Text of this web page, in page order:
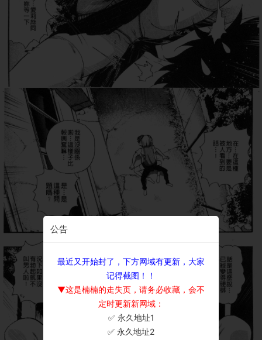
公告
最近又开始封了，下方网域有更新，大家
记得截图！！
▼这是楠楠的走失页，请务必收藏，会不
定时更新新网域：
✅ 永久地址1
✅ 永久地址2